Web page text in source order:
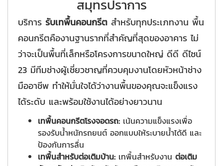
สมุทรปราการ
บริการ รับเทพื้นคอนกรีต สำหรับทุกประเภทงาน พื้น
คอนกรีตคืองานฐานรากที่สำคัญที่สุดของอาคาร ไม่
ว่าจะเป็นพื้นที่เล็กหรือโครงการขนาดใหญ่ ดีดี ดีไซน์
23 มีทีมช่างผู้เชี่ยวชาญที่ควบคุมงานโดยหัวหน้าช่าง
มืออาชีพ ทำให้มั่นใจได้ว่างานพื้นของคุณจะแข็งแรง
ได้ระดับ และพร้อมใช้งานได้อย่างยาวนาน
เทพื้นคอนกรีตโรงจอดรถ: เน้นความแข็งแรงเพื่อ
รองรับน้ำหนักรถยนต์ ออกแบบให้ระบายน้ำได้ดี และ
ป้องกันการลื่น
เทพื้นสำหรับต่อเติมบ้าน: เทพื้นสำหรับงาน ต่อเติม